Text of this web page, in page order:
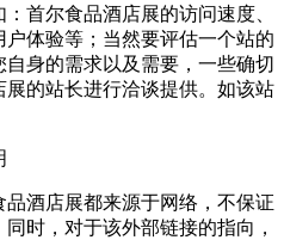
首尔食品酒店展的访问速度、
体验等；当然要评估一个站的
身的需求以及需要，一些确切
的站长进行洽谈提供。如该站
酒店展都来源于网络，不保证
时，对于该外部链接的指向，